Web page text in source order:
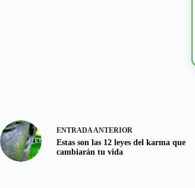
ENTRADAANTERIOR
Estas son las 12 leyes del karma que
cambiarán tu vida